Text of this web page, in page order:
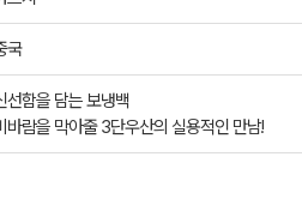
국
선함을 담는 보냉백
바람을 막아줄 3단우산의 실용적인 만남!